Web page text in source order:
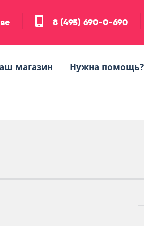
8 (495) 690-0-690
магазин Нужна помощь?